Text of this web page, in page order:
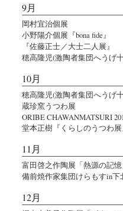
9月
岡村宜治個展
小野陽介個展『bona fide』
『佐藤正士／大士二人展』
穂高隆児(激陶者集団へうげ
10月
穂高隆児(激陶者集団へうげ
蔵珍窯うつわ展
ORIBE CHAWANMATSURI
堂本正樹『くらしのうつわ展
11月
富田啓之作陶展「熱源の記憶
備前焼作家集団けらもすin下
12月